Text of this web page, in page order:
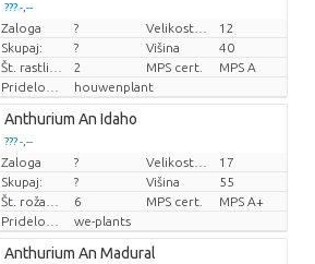
??? -,--
Cena za kos
Zaloga ?
12
Skupaj:
? Višina
40
2 MPS cert.
MPS A
houwenplant
Anthurium An Idaho
??? -,--
Cena za kos
Zaloga ?
17
Skupaj:
? Višina
55
6 MPS cert.
MPS A+
we-plants
Anthurium An Madural